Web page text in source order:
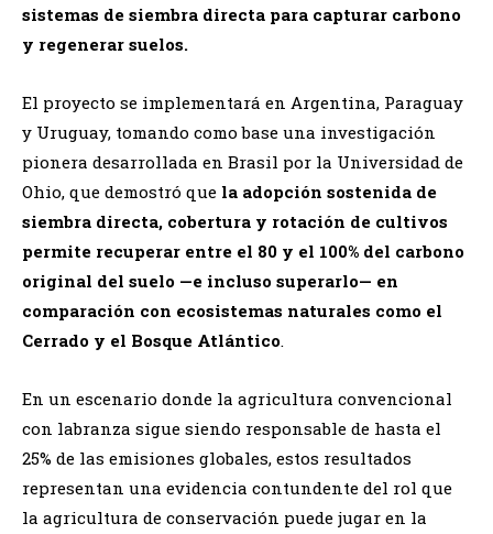
sistemas de siembra directa para capturar carbono
y regenerar suelos.
El proyecto se implementará en Argentina, Paraguay
y Uruguay, tomando como base una investigación
pionera desarrollada en Brasil por la Universidad de
Ohio, que demostró que la adopción sostenida de
siembra directa, cobertura y rotación de cultivos
permite recuperar entre el 80 y el 100% del carbono
original del suelo —e incluso superarlo— en
comparación con ecosistemas naturales como el
Cerrado y el Bosque Atlántico.
En un escenario donde la agricultura convencional
con labranza sigue siendo responsable de hasta el
25% de las emisiones globales, estos resultados
representan una evidencia contundente del rol que
la agricultura de conservación puede jugar en la